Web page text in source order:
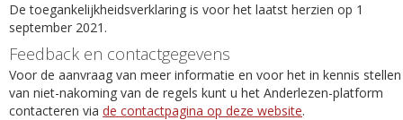
De toegankelijkheidsverklaring is voor het laatst herzien op 1
september 2021.
Feedback en contactgegevens
Voor de aanvraag van meer informatie en voor het in kennis stellen
van niet-nakoming van de regels kunt u het Anderlezen-platform
contacteren via de contactpagina op deze website.